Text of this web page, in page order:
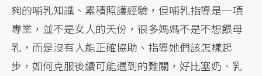
夠的哺乳知識、累積照護經驗，但哺乳指導是一項
專業，並不是女人的天份，很多媽媽不是不想餵母
乳，而是沒有人能正確協助、指導她們該怎樣起
步，如何克服後續可能遇到的難關，好比塞奶、乳